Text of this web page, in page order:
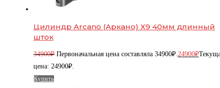
Цилиндр Arcano (Аркано) Х9 40мм длинный
шток
34900₽ Первоначальная цена составляла 34900₽.24900₽
цена: 24900₽.
Купить